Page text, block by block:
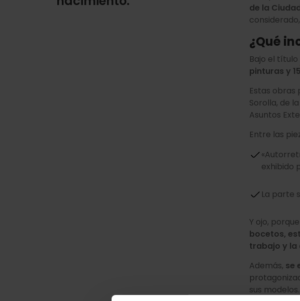
de la
¿Qué
Bajo el título
pinturas y
Estas obras
Sorolla, de
Asuntos
Entre las
exhibido
La parte
Y ojo,
bocetos,
trabajo y la
Además, se
sus modelos.